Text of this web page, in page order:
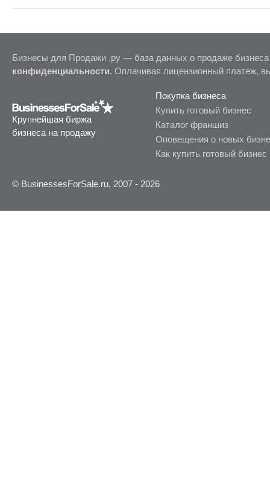
сообщения!?? Если вы хотите купить готовый бизнес в Абакане, Черногорске, это предложение
Бизнесы для Продажи .ру — база данных о продаже
конфиденциальности. Оплачивая лицензионный платеж,
Крупнейшая биржа
бизнеса на продажу
Покупка бизнеса
Купить готовый бизнес
Каталог франшиз
Оповещения о новых
Как купить готовый бизнес
© BusinessesForSale.ru, 2007 - 2026